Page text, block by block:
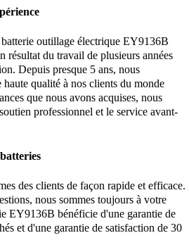
outillage électrique EY9136B
résultat du travail de plusieurs années
Depuis presque 5 ans, nous
haute qualité à nos clients du monde
que nous avons acquises, nous
professionnel et le service avant-
des clients de façon rapide et efficace.
nous sommes toujours à votre
EY9136B bénéficie d'une garantie de
et d'une garantie de satisfaction de 30